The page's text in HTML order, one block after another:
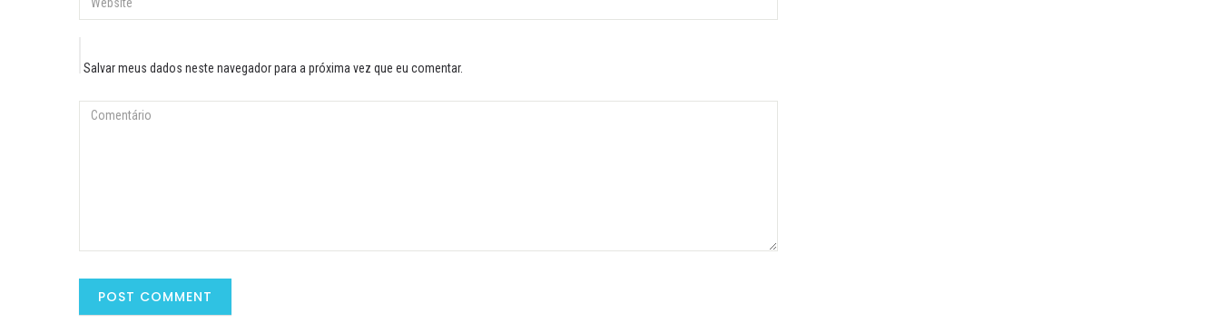
Salvar meus dados neste navegador para a próxima vez que eu comentar.